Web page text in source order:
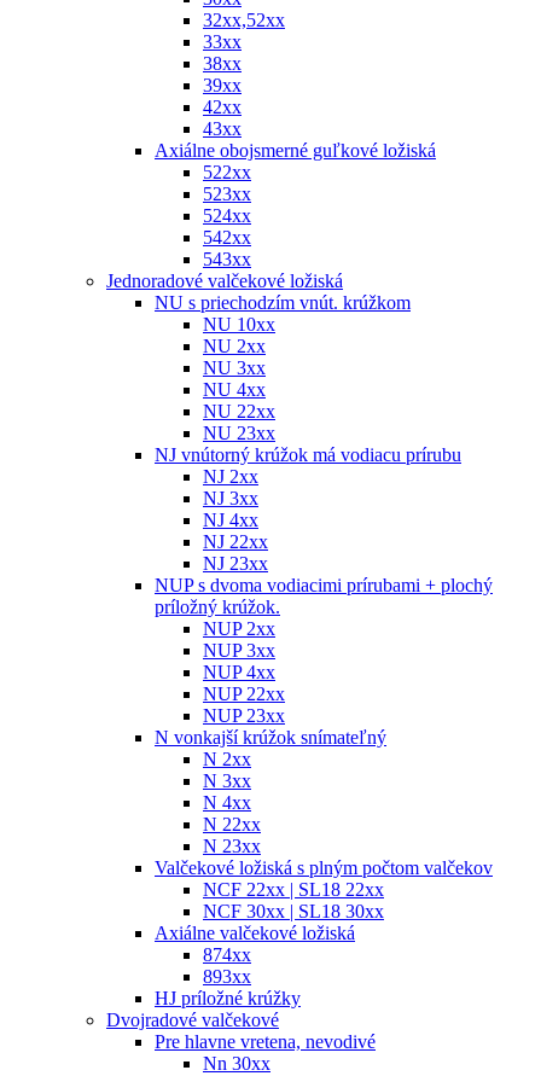
32xx,52xx
33xx
38xx
39xx
42xx
43xx
Axiálne obojsmerné guľkové ložiská
522xx
523xx
524xx
542xx
543xx
Jednoradové valčekové ložiská
NU s priechodzím vnút. krúžkom
NU 10xx
NU 2xx
NU 3xx
NU 4xx
NU 22xx
NU 23xx
NJ vnútorný krúžok má vodiacu prírubu
NJ 2xx
NJ 3xx
NJ 4xx
NJ 22xx
NJ 23xx
NUP s dvoma vodiacimi prírubami + plochý
príložný krúžok.
NUP 2xx
NUP 3xx
NUP 4xx
NUP 22xx
NUP 23xx
N vonkajší krúžok snímateľný
N 2xx
N 3xx
N 4xx
N 22xx
N 23xx
Valčekové ložiská s plným počtom valčekov
NCF 22xx | SL18 22xx
NCF 30xx | SL18 30xx
Axiálne valčekové ložiská
874xx
893xx
HJ príložné krúžky
Dvojradové valčekové
Pre hlavne vretena, nevodivé
Nn 30xx